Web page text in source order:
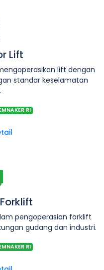
Lift
lift dengan
standar keselamatan
RI
pengoperasian forklift
gudang dan industri.
RI